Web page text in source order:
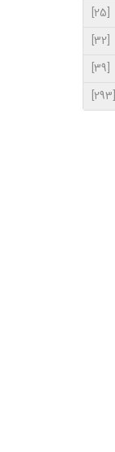
[25]
[32]
[39]
[293]